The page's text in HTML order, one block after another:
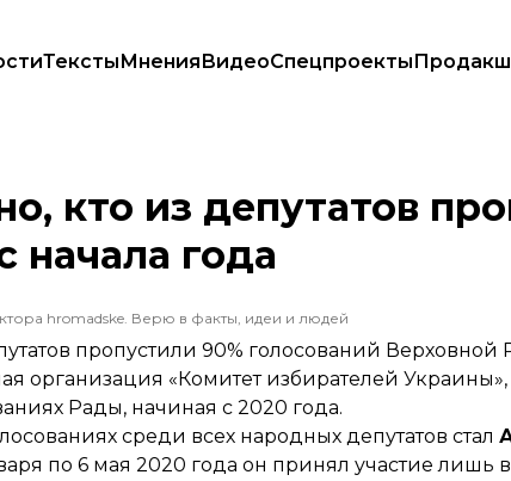
ТекстыМненияВидеоСпецпроекты
90% голосований с начала года
кто из депутатов
начала года
hromadske. Верю в факты, идеи и людей
пропустили 90% голосований Верховной
организация «Комитет избирателей
Рады, начиная с 2020 года.
среди всех народных депутатов стал
по 6 мая 2020 года он принял участие лишь